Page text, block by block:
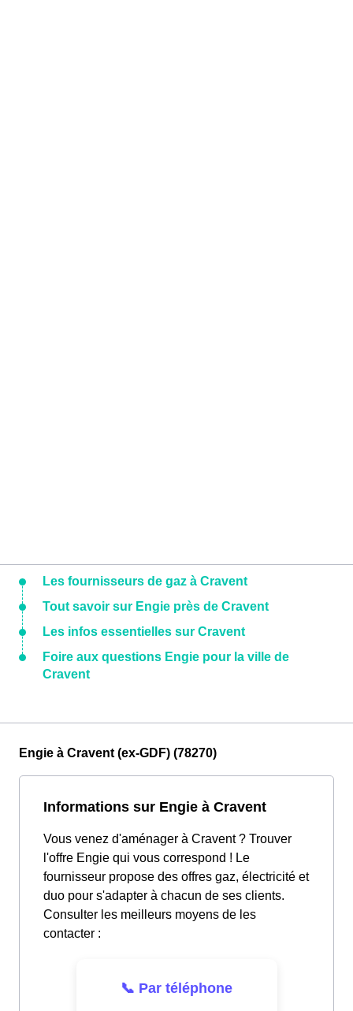
Les fournisseurs de gaz à Cravent
Tout savoir sur Engie près de Cravent
Les infos essentielles sur Cravent
Foire aux questions Engie pour la ville de
Cravent
Engie à Cravent (ex-GDF) (78270)
Informations sur Engie à Cravent
Vous venez d'aménager à Cravent ? Trouver
l'offre Engie qui vous correspond ! Le
fournisseur propose des offres gaz, électricité et
duo pour s'adapter à chacun de ses clients.
Consulter les meilleurs moyens de les
contacter :
📞 Par téléphone